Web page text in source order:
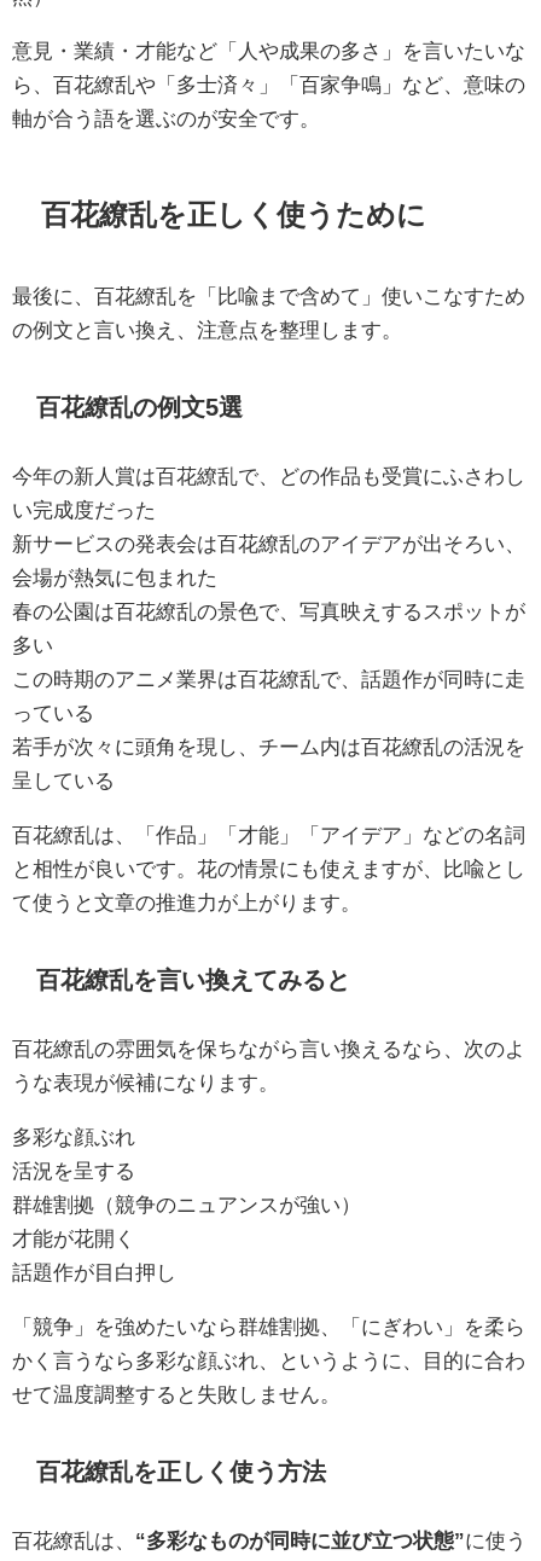
意見・業績・才能など「人や成果の多さ」を言いたいな
ら、百花繚乱や「多士済々」「百家争鳴」など、意味の
軸が合う語を選ぶのが安全です。
百花繚乱を正しく使うために
最後に、百花繚乱を「比喩まで含めて」使いこなすため
の例文と言い換え、注意点を整理します。
百花繚乱の例文5選
今年の新人賞は百花繚乱で、どの作品も受賞にふさわし
い完成度だった
新サービスの発表会は百花繚乱のアイデアが出そろい、
会場が熱気に包まれた
春の公園は百花繚乱の景色で、写真映えするスポットが
多い
この時期のアニメ業界は百花繚乱で、話題作が同時に走
っている
若手が次々に頭角を現し、チーム内は百花繚乱の活況を
呈している
百花繚乱は、「作品」「才能」「アイデア」などの名詞
と相性が良いです。花の情景にも使えますが、比喩とし
て使うと文章の推進力が上がります。
百花繚乱を言い換えてみると
百花繚乱の雰囲気を保ちながら言い換えるなら、次のよ
うな表現が候補になります。
多彩な顔ぶれ
活況を呈する
群雄割拠（競争のニュアンスが強い）
才能が花開く
話題作が目白押し
「競争」を強めたいなら群雄割拠、「にぎわい」を柔ら
かく言うなら多彩な顔ぶれ、というように、目的に合わ
せて温度調整すると失敗しません。
百花繚乱を正しく使う方法
百花繚乱は、 “多彩なものが同時に並び立つ状態”に使う